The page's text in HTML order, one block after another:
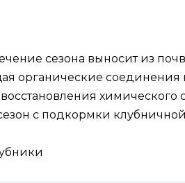
сезона выносит из
органические
химического
с подкормки